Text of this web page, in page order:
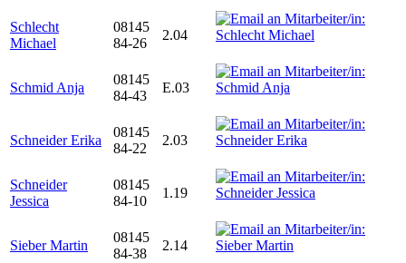
Schlecht
Michael
08145
84-26
2.04
Schmid Anja
08145
84-43
E.03
Schneider Erika
08145
84-22
2.03
Schneider
Jessica
08145
84-10
1.19
Sieber Martin
08145
84-38
2.14